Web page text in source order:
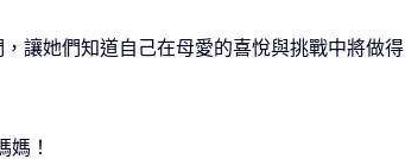
讓她們知道自己在母愛的喜悅與挑戰中將做得
媽！